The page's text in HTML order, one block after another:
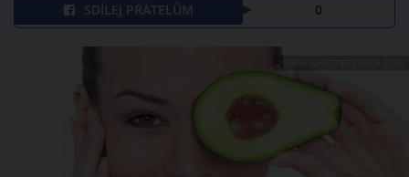
SDÍLEJ PŘÁTELŮM 0
ZDROJ: SHUTTERSTOCK.COM